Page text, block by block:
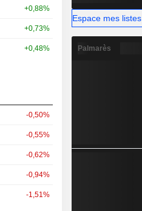
+0,88%
+0,73%
+0,48%
-0,50%
-0,55%
-0,62%
-0,94%
-1,51%
Espace mes listes
Palmarès